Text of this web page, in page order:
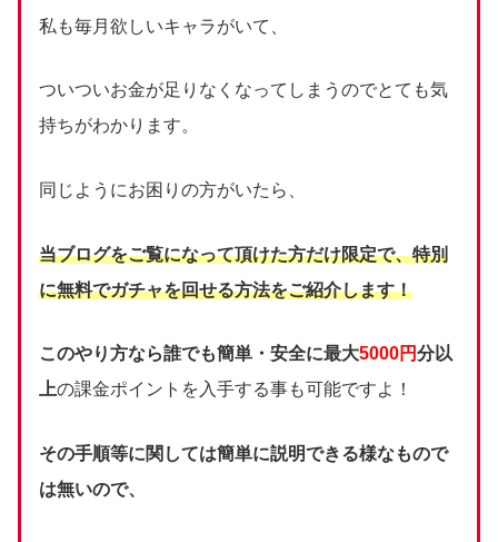
私も毎月欲しいキャラがいて、
ついついお金が足りなくなってしまうのでとても気
持ちがわかります。
同じようにお困りの方がいたら、
当ブログをご覧になって頂けた方だけ限定で、特別
に無料でガチャを回せる方法をご紹介します！
このやり方なら誰でも簡単・安全に最大5000円分以
上の課金ポイントを入手する事も可能ですよ！
その手順等に関しては簡単に説明できる様なもので
は無いので、